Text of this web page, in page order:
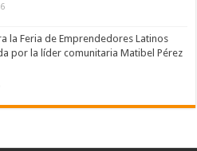
la Feria de Emprendedores Latinos
por la líder comunitaria Matibel Pérez